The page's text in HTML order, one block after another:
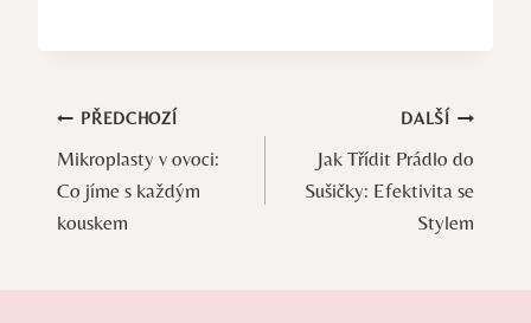
Navigace
pro
příspěvek
PŘEDCHOZÍ
Mikroplasty v ovoci:
Co jíme s každým
kouskem
DALŠÍ
Jak Třídit Prádlo do
Sušičky: Efektivita se
Stylem